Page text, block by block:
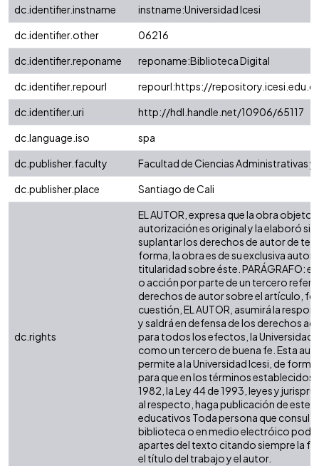
dc.identifier.instname
instname:Universidad Icesi
dc.identifier.other
06216
dc.identifier.reponame
reponame:Biblioteca Digital
dc.identifier.repourl
repourl:https://
dc.identifier.uri
http://hdl.handle.net/10906/65117
dc.language.iso
spa
dc.publisher.faculty
Facultad de Ciencias Administrativas
dc.publisher.place
Santiago de Cali
dc.rights
EL AUTOR, expresa que la obra objeto
autorización es original y la elaboró
suplantar los derechos de autor de
forma, la obra es de su exclusiva
titularidad sobre éste. PARÁGRAFO:
o acción por parte de un tercero
derechos de autor sobre el artículo,
cuestión, EL AUTOR, asumirá la
y saldrá en defensa de los derechos
para todos los efectos, la Universidad
como un tercero de buena fe. Esta
permite a la Universidad Icesi, de
para que en los términos establecidos
1982, la Ley 44 de 1993, leyes y
al respecto, haga publicación de este
educativos Toda persona que consulte
biblioteca o en medio electróico
apartes del texto citando siempre la
el título del trabajo y el autor.